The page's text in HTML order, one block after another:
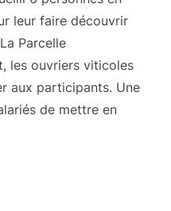
leur faire découvrir
Parcelle
les ouvriers viticoles
aux participants. Une
de mettre en